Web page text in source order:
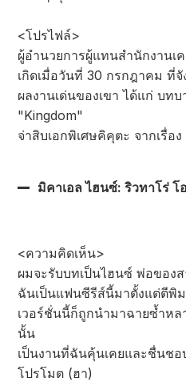
<โปรไฟล์>
ผู้อำนวยการผู้แทนสำนักงานเ
เกิดเมื่อวันที่ 30 กรกฎาคม ที่
ผลงานเด่นของเขา ได้แก่ บทบ
"Kingdom"
จ่าสิบเอกพิเศษคิคุตะ จากเรื่อ
มิคาเอล ไฮนซ์: ริวทาโร่ โ
<ความคิดเห็น>
ผมจะรับบทเป็นไฮนซ์ พ่อของ
ฉันเป็นแฟนซีรีส์นี้มาตั้งแต่ตีพิ
เวอร์ชั่นนี้ก็ถูกนำมาฉายซ้ำห
นั้น
เป็นงานที่ฉันคุ้นเคยและชื่นช
โปรโมต (ฮา)